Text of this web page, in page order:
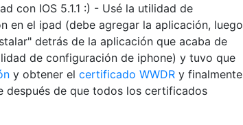
con IOS 5.1.1 :) - Usé la utilidad de
en el ipad (debe agregar la aplicación, luego
detrás de la aplicación que acaba de
de configuración de iphone) y tuvo que
y obtener el certificado WWDR y finalmente
después de que todos los certificados